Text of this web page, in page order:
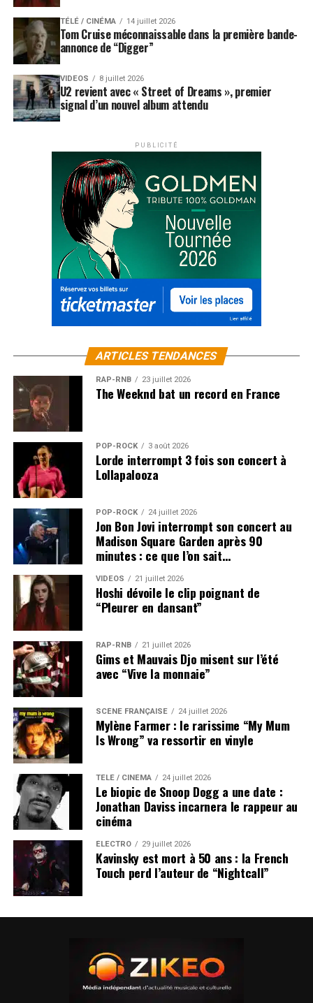
TÉLÉ / CINÉMA 14 juillet 2026
Tom Cruise méconnaissable dans la première bande-
annonce de “Digger”
VIDEOS 8 juillet 2026
U2 revient avec « Street of Dreams », premier
signal d’un nouvel album attendu
PUBLICITÉ
ARTICLES TENDANCES
RAP-RNB 23 juillet 2026
The Weeknd bat un record en France
POP-ROCK 3 août 2026
Lorde interrompt 3 fois son concert à
Lollapalooza
POP-ROCK 24 juillet 2026
Jon Bon Jovi interrompt son concert au
Madison Square Garden après 90
minutes : ce que l’on sait…
VIDEOS 21 juillet 2026
Hoshi dévoile le clip poignant de
“Pleurer en dansant”
RAP-RNB 21 juillet 2026
Gims et Mauvais Djo misent sur l’été
avec “Vive la monnaie”
SCÈNE FRANÇAISE 24 juillet 2026
Mylène Farmer : le rarissime “My Mum
Is Wrong” va ressortir en vinyle
TÉLÉ / CINÉMA 24 juillet 2026
Le biopic de Snoop Dogg a une date :
Jonathan Daviss incarnera le rappeur au
cinéma
ÉLECTRO 29 juillet 2026
Kavinsky est mort à 50 ans : la French
Touch perd l’auteur de “Nightcall”